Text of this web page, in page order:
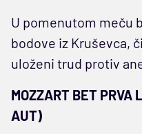
U pomenutom meču
bodove iz Kruševca,
uloženi trud protiv
MOZZART BET PRVA
AUT)